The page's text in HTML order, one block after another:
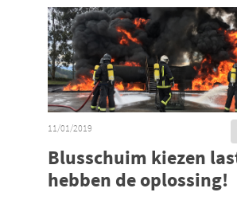
11/01/2019
Blusschuim kiezen
hebben de oplossing!